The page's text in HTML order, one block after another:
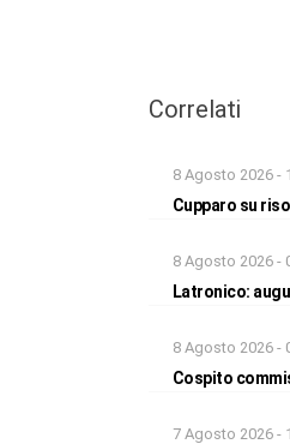
Correlati
8 Agosto 2026 -
Cupparo su
8 Agosto 2026 -
Latronico:
8 Agosto 2026 -
Cospito
7 Agosto 2026 -